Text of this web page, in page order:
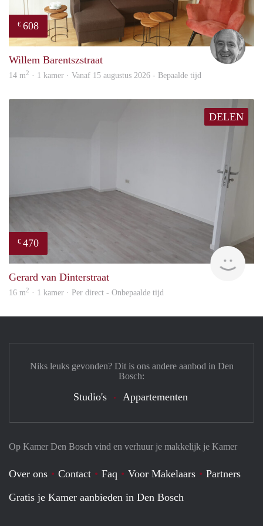
€ 608
Willem Barentszstraat
14 m2 · 1 kamer · Vanaf 15 augustus 2026 - Bepaalde tijd
DELEN
€ 470
Gerard van Dinterstraat
16 m2 · 1 kamer · Per direct - Onbepaalde tijd
Op Kamer Den Bosch vind en verhuur je makkelijk je Kamer
Over ons Contact Faq Voor Makelaars
Partners
Gratis je Kamer aanbieden in Den Bosch
Niks leuks gevonden? Dit is ons andere aanbod in Den
Bosch:
Studio's Appartementen